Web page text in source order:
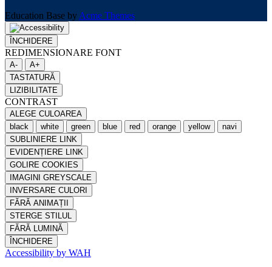
Education Base by Acme Themes
ÎNCHIDERE
REDIMENSIONARE FONT
A-
A+
TASTATURĂ
LIZIBILITATE
CONTRAST
ALEGE CULOAREA
black
white green blue red orange yellow
navi
SUBLINIERE LINK
EVIDENȚIERE LINK
GOLIRE COOKIES
IMAGINI GREYSCALE
INVERSARE CULORI
FĂRĂ ANIMAȚII
STERGE STILUL
FĂRĂ LUMINĂ
ÎNCHIDERE
Accessibility by WAH